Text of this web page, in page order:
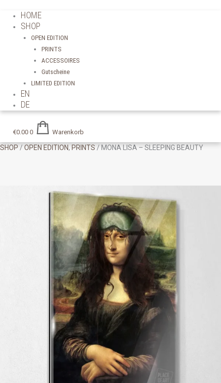
HOME
SHOP
OPEN EDITION
PRINTS
ACCESSOIRES
Gutscheine
LIMITED EDITION
EN
DE
€0.00 0 Warenkorb
SHOP /OPEN EDITION, PRINTS / MONA LISA – SLEEPING BEAUTY